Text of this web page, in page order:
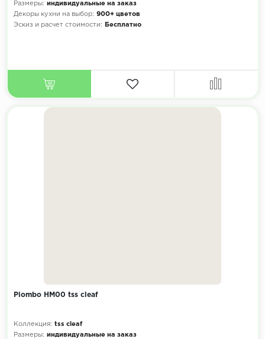
Размеры: индивидуальные на заказ
Декоры кухни на выбор: 900+ цветов
Эскиз и расчет стоимости:
Бесплатно
Piombo HM00 tss cleaf
Коллекция: tss cleaf
Размеры: индивидуальные на заказ